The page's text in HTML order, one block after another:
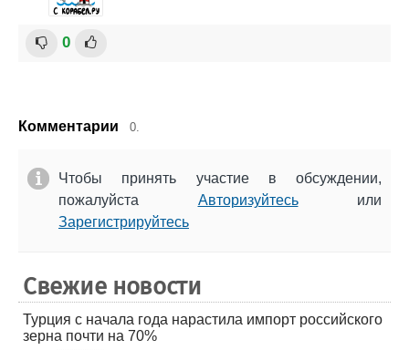
0
Комментарии 0.
Чтобы принять участие в обсуждении,
пожалуйста Авторизуйтесьили
Зарегистрируйтесь
Свежие новости
Турция с начала года нарастила импорт российского
зерна почти на 70%